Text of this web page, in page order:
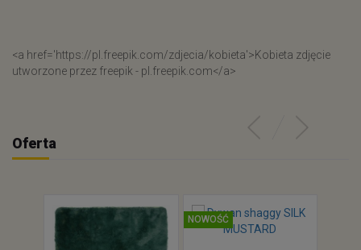
<a href='https://pl.freepik.com/zdjecia/kobieta'>Kobieta zdjęcie
utworzone przez freepik - pl.freepik.com</a>
Oferta
NOWOŚĆ